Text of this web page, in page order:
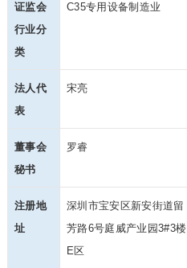
证监会
行业分
类
C35专用设备制造业
法人代
表
宋亮
董事会
秘书
罗睿
注册地
址
深圳市宝安区新安街道留
芳路6号庭威产业园3#3楼
E区